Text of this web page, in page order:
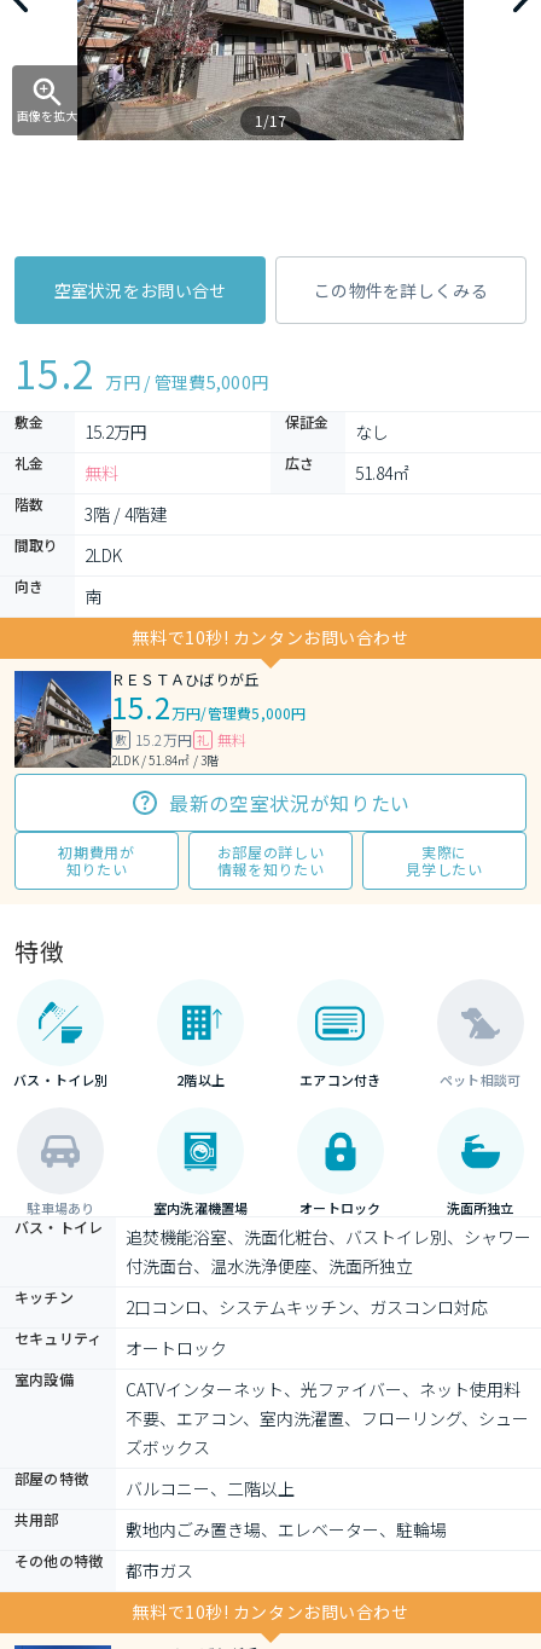
画像を拡大 1/17
空室状況をお問い合せ この物件を詳しくみる
15.2 万円 / 管理費5,000円
敷金 15.2万円 保証金 なし
礼金 無料 広さ 51.84㎡
階数 3階 / 4階建
間取り 2LDK
向き
南
無料で10秒! カンタンお問い合わせ
ＲＥＳＴＡひばりが丘
15.2万円/管理費5,000円
敷 15.2万円 礼 無料
2LDK / 51.84㎡ / 3階
最新の空室状況が知りたい
初期費用が
知りたい
お部屋の詳しい
情報を知りたい
実際に
見学したい
特徴
バス・トイレ別 2階以上 エアコン付き ペット相談可
駐車場あり 室内洗濯機置場 オートロック 洗面所独立
バス・トイレ
追焚機能浴室、洗面化粧台、バストイレ別、シャワー
付洗面台、温水洗浄便座、洗面所独立
キッチン 2口コンロ、システムキッチン、ガスコンロ対応
セキュリティ オートロック
室内設備
CATVインターネット、光ファイバー、ネット使用料
不要、エアコン、室内洗濯置、フローリング、シュー
ズボックス
部屋の特徴 バルコニー、二階以上
共用部 敷地内ごみ置き場、エレベーター、駐輪場
その他の特徴
都市ガス
無料で10秒! カンタンお問い合わせ